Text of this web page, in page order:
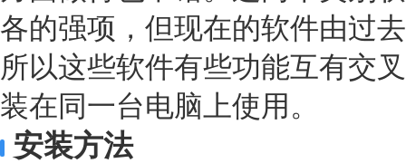
各的强项，但现在的软件由过
所以这些软件有些功能互有交
装在同一台电脑上使用。
安装方法